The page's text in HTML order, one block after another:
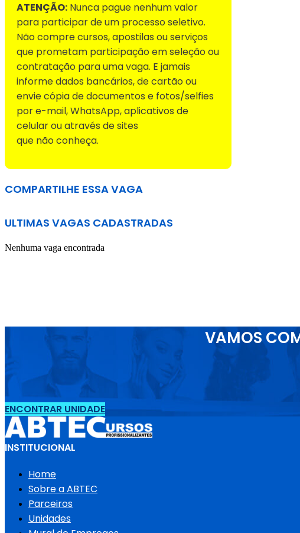
ATENÇÃO: Nunca pague nenhum valor
para participar de um processo seletivo.
Não compre cursos, apostilas ou serviços
que prometam participação em seleção ou
contratação para uma vaga. E jamais
informe dados bancários, de cartão ou
envie cópia de documentos e fotos/selfies
por e-mail, WhatsApp, aplicativos de
celular ou através de sites
que não conheça.
COMPARTILHE ESSA VAGA
ULTIMAS VAGAS CADASTRADAS
Nenhuma vaga encontrada
VAMOS
ENCONTRAR UNIDADE
INSTITUCIONAL
Home
Sobre a ABTEC
Parceiros
Unidades